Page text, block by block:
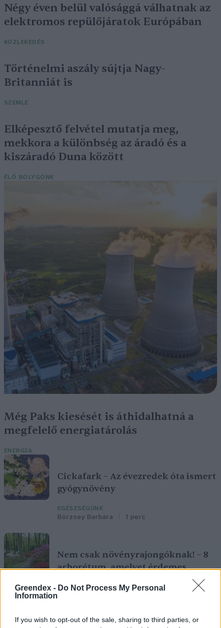
Greendex - Do Not Process My Personal
Information
If you wish to opt-out of the sale, sharing to third parties, or
Négy éven belül valósággá válhatnak az
elektromos repülőjáratok Európában
KÖZLEKEDÉS
Történelmi aszály sújtja Nagy-
Britanniát is
SZEMLE
Elképesztő felvétel mutatja meg,
mekkora a különbség az áradó és a
kiszáradó Duna között
ÉLŐ BOLYGÓNK
Még Paks kiesését is áthidalhatná a
megfelelő energiatárolás
ENERGIA
Cickafark – Az évezredek óta ismert
gyógynövény
EGÉSZSÉGÜNK
Börzsey Barbara 1 perc
Nem csak növényrajongóknak! – 8
arborétum, amelyet érdemes